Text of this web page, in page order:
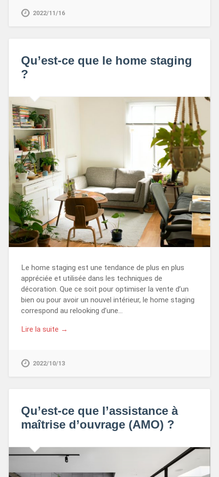
2022/11/16
Qu’est-ce que le home staging
?
Le home staging est une tendance de plus en plus
appréciée et utilisée dans les techniques de
décoration. Que ce soit pour optimiser la vente d’un
bien ou pour avoir un nouvel intérieur, le home staging
correspond au relooking d’une…
Lire la suite →
2022/10/13
Qu’est-ce que l’assistance à
maîtrise d’ouvrage (AMO) ?